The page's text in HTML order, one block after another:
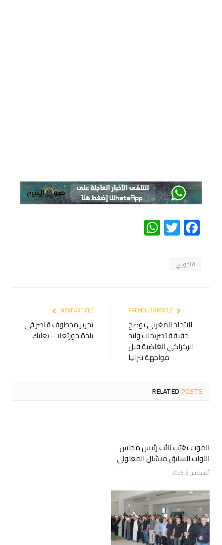
Facebook
Twitter
WhatsApp
فاخوري
الاتحاد المغربي يوضح
حقيقة تصريحات وليد
الركراكي الغاضبة قبل
مواجهة تنزانيا
NEXT ARTICLE
تحرير مخطوف قاصر في
بلدة حورتعلا – بعلبك
RELATEDPOSTS
الموت يغيّب نائب رئيس مجلس
النواب السابق ميشال المعلولي
أغسطس 5, 2026